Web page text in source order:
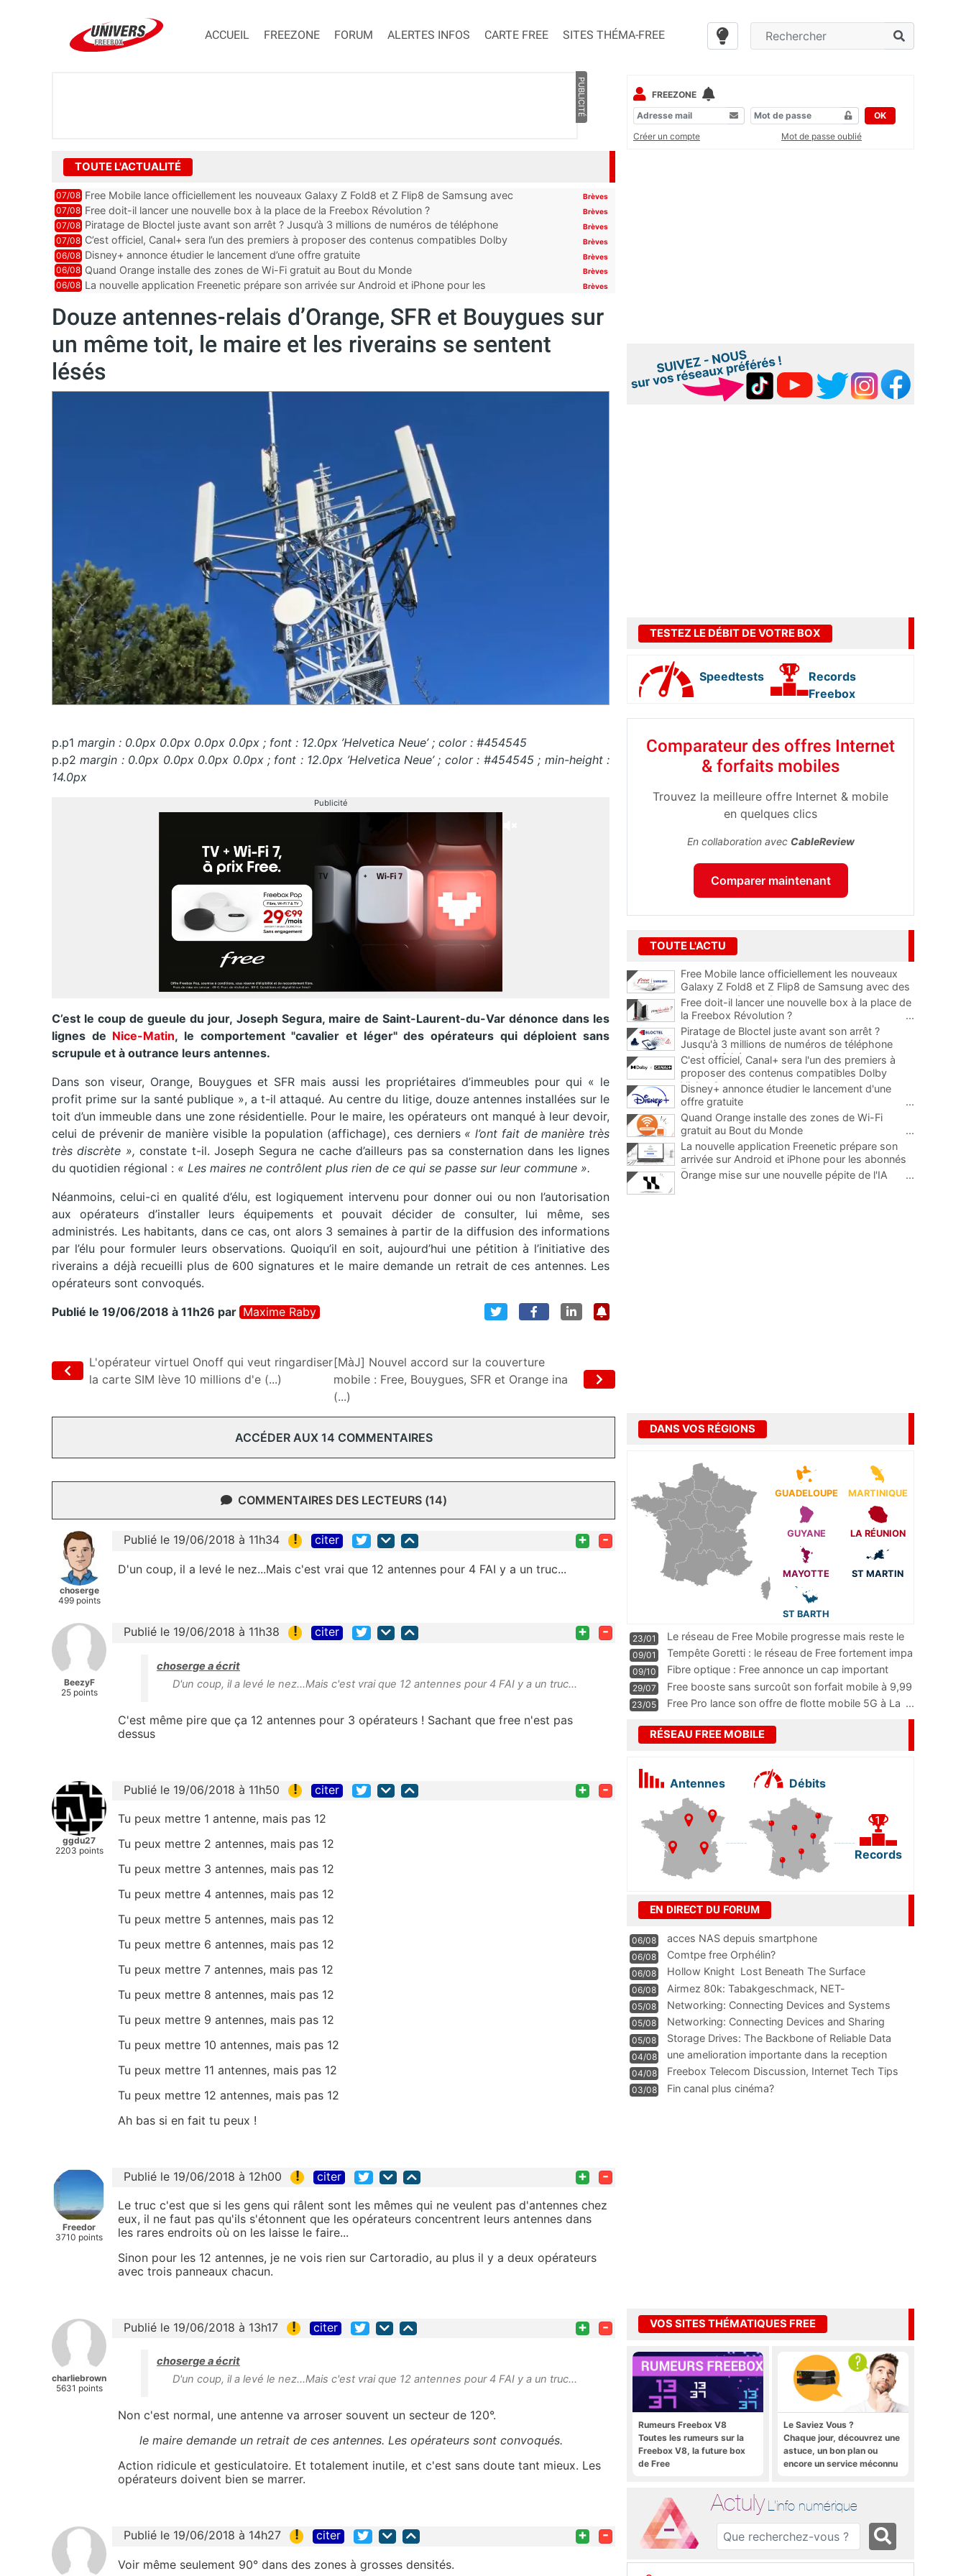
ACCUEIL FREEZONE FORUM ALERTES INFOS CARTE FREE SITES THÉMA-FREE
PUBLICITÉ
TOUTE L'ACTUALITÉ
07/08 Free Mobile lance officiellement les nouveaux Galaxy Z Fold8 et Z Flip8 de Samsung avec
des promos et des cadeaux
Brèves
07/08 Free doit-il lancer une nouvelle box à la place de la Freebox Révolution ? Brèves
07/08 Piratage de Bloctel juste avant son arrêt ? Jusqu’à 3 millions de numéros de téléphone
auraient fuité
Brèves
07/08 C’est officiel, Canal+ sera l’un des premiers à proposer des contenus compatibles Dolby
Vision 2
Brèves
06/08 Disney+ annonce étudier le lancement d’une offre gratuite Brèves
06/08 Quand Orange installe des zones de Wi-Fi gratuit au Bout du Monde Brèves
06/08 La nouvelle application Freenetic prépare son arrivée sur Android et iPhone pour les
Brèves
Douze antennes-relais d’Orange, SFR et Bouygues sur
un même toit, le maire et les riverains se sentent
lésés
p.p1 margin : 0.0px 0.0px 0.0px 0.0px ; font : 12.0px ’Helvetica Neue’ ; color : #454545
p.p2margin : 0.0px 0.0px 0.0px 0.0px ; font : 12.0px ’Helvetica Neue’ ; color : #454545 ; min-height :
14.0px
Publicité
C’est le coup de gueule du jour, Joseph Segura, maire de Saint-Laurent-du-Var dénonce dans les
lignes de Nice-Matin, le comportement "cavalier et léger" des opérateurs qui déploient sans
scrupule et à outrance leurs antennes.
Dans son viseur, Orange, Bouygues et SFR mais aussi les propriétaires d’immeubles pour qui « le
profit prime sur la santé publique », a t-il attaqué. Au centre du litige, douze antennes installées sur le
toit d’un immeuble dans une zone résidentielle. Pour le maire, les opérateurs ont manqué à leur devoir,
celui de prévenir de manière visible la population (affichage), ces derniers « l’ont fait de manière très
très discrète »,constate t-il. Joseph Segura ne cache d’ailleurs pas sa consternation dans les lignes
du quotidien régional : « Les maires ne contrôlent plus rien de ce qui se passe sur leur commune ».
Néanmoins, celui-ci en qualité d’élu, est logiquement intervenu pour donner oui ou non l’autorisation
aux opérateurs d’installer leurs équipements et pouvait décider de consulter, lui même, ses
administrés. Les habitants, dans ce cas, ont alors 3 semaines à partir de la diffusion des informations
par l’élu pour formuler leurs observations. Quoiqu’il en soit, aujourd’hui une pétition à l’initiative des
riverains a déjà recueilli plus de 600 signatures et le maire demande un retrait de ces antennes. Les
opérateurs sont convoqués.
Publié le 19/06/2018 à 11h26 par Maxime Raby
L'opérateur virtuel Onoff qui veut ringardiser
la carte SIM lève 10 millions d'e (...)
[MàJ] Nouvel accord sur la couverture
mobile : Free, Bouygues, SFR et Orange ina
(...)
ACCÉDER AUX 14 COMMENTAIRES
COMMENTAIRES DES LECTEURS (14)
choserge
499 points
Publié le 19/06/2018 à 11h34 ! citer + -
D'un coup, il a levé le nez...Mais c'est vrai que 12 antennes pour 4 FAI y a un truc...
BeezyF
25 points
Publié le 19/06/2018 à 11h38 ! citer + -
choserge a écrit
D'un coup, il a levé le nez...Mais c'est vrai que 12 antennes pour 4 FAI y a un truc...
C'est même pire que ça 12 antennes pour 3 opérateurs ! Sachant que free n'est pas
dessus
ggdu27
2203 points
Publié le 19/06/2018 à 11h50 ! citer + -
Tu peux mettre 1 antenne, mais pas 12
Tu peux mettre 2 antennes, mais pas 12
Tu peux mettre 3 antennes, mais pas 12
Tu peux mettre 4 antennes, mais pas 12
Tu peux mettre 5 antennes, mais pas 12
Tu peux mettre 6 antennes, mais pas 12
Tu peux mettre 7 antennes, mais pas 12
Tu peux mettre 8 antennes, mais pas 12
Tu peux mettre 9 antennes, mais pas 12
Tu peux mettre 10 antennes, mais pas 12
Tu peux mettre 11 antennes, mais pas 12
Tu peux mettre 12 antennes, mais pas 12
Ah bas si en fait tu peux !
Freedor
3710 points
Publié le 19/06/2018 à 12h00 ! citer + -
Le truc c'est que si les gens qui râlent sont les mêmes qui ne veulent pas d'antennes chez
eux, il ne faut pas qu'ils s'étonnent que les opérateurs concentrent leurs antennes dans
les rares endroits où on les laisse le faire...
Sinon pour les 12 antennes, je ne vois rien sur Cartoradio, au plus il y a deux opérateurs
avec trois panneaux chacun.
charliebrown
5631 points
Publié le 19/06/2018 à 13h17 ! citer + -
choserge a écrit
D'un coup, il a levé le nez...Mais c'est vrai que 12 antennes pour 4 FAI y a un truc...
Non c'est normal, une antenne va arroser souvent un secteur de 120°.
le maire demande un retrait de ces antennes. Les opérateurs sont convoqués.
Action ridicule et gesticulatoire. Et totalement inutile, et c'est sans doute tant mieux. Les
opérateurs doivent bien se marrer.
Publié le 19/06/2018 à 14h27 ! citer + -
Voir même seulement 90° dans des zones à grosses densités.
FREEZONE
OK
Créer un compte
Mot de passe oublié
TESTEZ LE DÉBIT DE VOTRE BOX
Speedtests
Records
Freebox
Comparateur des offres Internet
& forfaits mobiles
Trouvez la meilleure offre Internet & mobile
en quelques clics
En collaboration avec CableReview
Comparer maintenant
TOUTE L'ACTU
Free Mobile lance officiellement les nouveaux
Galaxy Z Fold8 et Z Flip8 de Samsung avec des
promos et des cadeaux
...
Free doit-il lancer une nouvelle box à la place de
la Freebox Révolution ?
...
Piratage de Bloctel juste avant son arrêt ?
Jusqu'à 3 millions de numéros de téléphone
auraient fuité
C'est officiel, Canal+ sera l'un des premiers à
proposer des contenus compatibles Dolby
Vision 2
Disney+ annonce étudier le lancement d'une
offre gratuite
...
Quand Orange installe des zones de Wi-Fi
gratuit au Bout du Monde
...
La nouvelle application Freenetic prépare son
arrivée sur Android et iPhone pour les abonnés
Freebox, testez la
Orange mise sur une nouvelle pépite de l'IA ...
DANS VOS RÉGIONS
GUADELOUPE MARTINIQUE
GUYANE LA RÉUNION
MAYOTTE ST MARTIN
ST BARTH
23/01
Le réseau de Free Mobile progresse mais reste le
m
...
09/01
Tempête Goretti : le réseau de Free fortement impa
09/10
Fibre optique : Free annonce un cap important
pass
...
29/07
Free booste sans surcoût son forfait mobile à 9,99
23/05 Free Pro lance son offre de flotte mobile 5G à La ...
RÉSEAU FREE MOBILE
Antennes Débits
Records
EN DIRECT DU FORUM
06/08 acces NAS depuis smartphone
06/08 Comtpe free Orphélin?
06/08 Hollow Knight  Lost Beneath The Surface
06/08
Airmez 80k: Tabakgeschmack, NET-
Technologie und Leistung im
05/08 Networking: Connecting Devices and Systems
05/08
Networking: Connecting Devices and Sharing
Information
05/08
Storage Drives: The Backbone of Reliable Data
Management
04/08
une amelioration importante dans la reception
WIFI
04/08
Freebox Telecom Discussion, Internet Tech Tips
Communi
03/08 Fin canal plus cinéma?
VOS SITES THÉMATIQUES FREE
Rumeurs Freebox V8
Toutes les rumeurs sur la
Freebox V8, la future box
de Free
Le Saviez Vous ?
Chaque jour, découvrez une
astuce, un bon plan ou
encore un service méconnu
Actuly L'info numérique